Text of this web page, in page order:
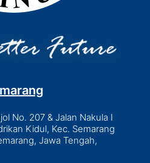
No. 207 & Jalan Nakula I
Kidul, Kec. Semarang
Jawa Tengah,